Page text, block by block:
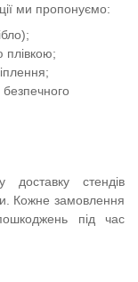
ми пропонуємо:
стендів
Кожне замовлення
під час